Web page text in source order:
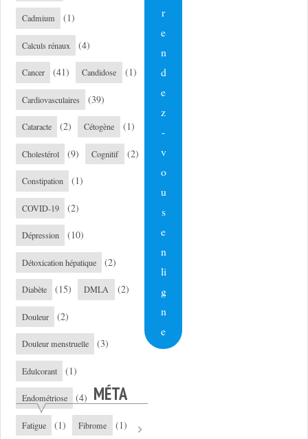
Cadmium (1)
Calculs rénaux (4)
Cancer (41) Candidose (1)
Cardiovasculaires (39)
Cataracte (2) Cétogène (1)
Cholestérol (9) Cognitif (2)
Constipation (1)
COVID-19 (2)
Dépression (10)
Détoxication hépatique (2)
Diabète (15) DMLA (2)
Douleur (2)
Douleur menstruelle (3)
Edulcorant (1)
Endométriose (4)
Fatigue (1) Fibrome (1)
r
e
n
d
e
z
-
v
o
u
s
e
n
li
g
n
e
MÉTA